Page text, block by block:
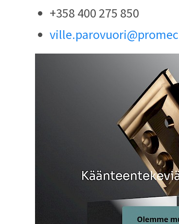
+358 400 275 850